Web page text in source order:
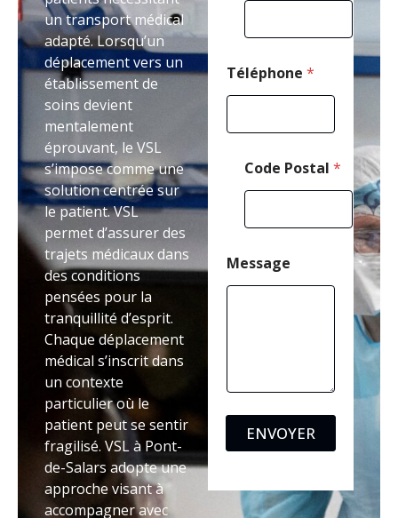
un transport médical
adapté. Lorsqu’un
déplacement vers un
établissement de
soins devient
mentalement
éprouvant, le VSL
s’impose comme une
solution centrée sur
le patient. VSL
permet d’assurer des
trajets médicaux dans
des conditions
pensées pour la
tranquillité d’esprit.
Chaque déplacement
médical s’inscrit dans
un contexte
particulier où le
patient peut se sentir
fragilisé. VSL à Pont-
de-Salars adopte une
approche visant à
accompagner avec
d
*
Téléphone *
Code Postal *
Message
ENVOYER